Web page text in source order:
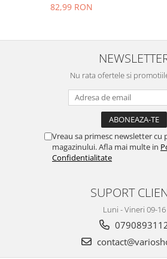
umflarea tuturor tipurilor
mingi, saltele,
82,99 RON
Nu rata ofertele si
Vreau sa primesc newsletter cu
magazinului. Afla mai multe in
Confidentialitate
SUPORT
Luni - Vineri 09-16